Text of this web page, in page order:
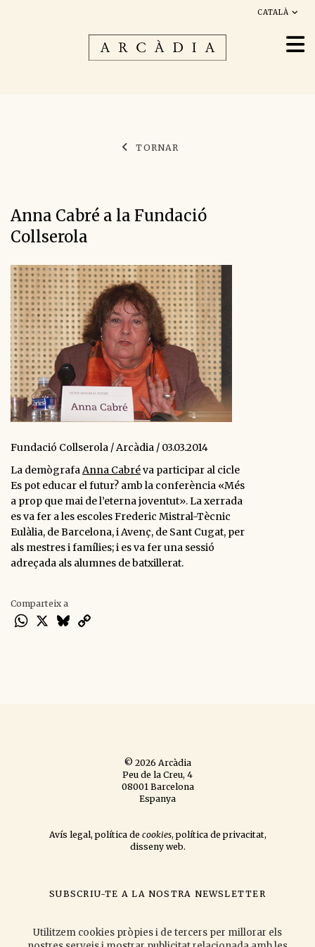
CATALÀ
TORNAR
Anna Cabré a la Fundació
Collserola
Fundació Collserola / Arcàdia / 03.03.2014
La demògrafaAnna Cabréva participar al cicle
Es pot educar el futur? amb la conferència «Més
a prop que mai de l’eterna joventut».La xerrada
es va fer a les escoles Frederic Mistral-Tècnic
Eulàlia, de Barcelona, iAvenç, de Sant Cugat, per
als mestres i famílies; i es va fer una sessió
adreçada als alumnes de batxillerat.
Comparteix a
WhatsApp
X Bluesky
© 2026 Arcàdia
Peu de la Creu, 4
08001 Barcelona
Espanya
Avís legal,política de cookies,política de privacitat,
disseny web.
SUBSCRIU-TE A LA NOSTRA NEWSLETTER
que organitzem.
Utilitzem cookies pròpies i de tercers per millorar els